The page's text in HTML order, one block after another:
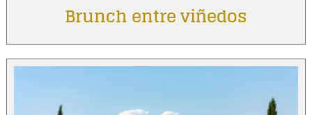
Brunch entre viñedos